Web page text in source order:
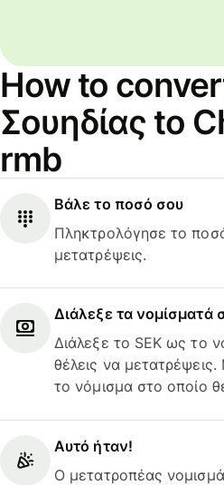
How to
Σουηδίας to
rmb
Βάλε το ποσό σου
Πληκτρολόγησε το
μετατρέψεις.
Διάλεξε τα νομίσματά
Διάλεξε το SEK ως το
θέλεις να
το νόμισμα στο οποίο
Αυτό ήταν!
Ο μετατροπέας